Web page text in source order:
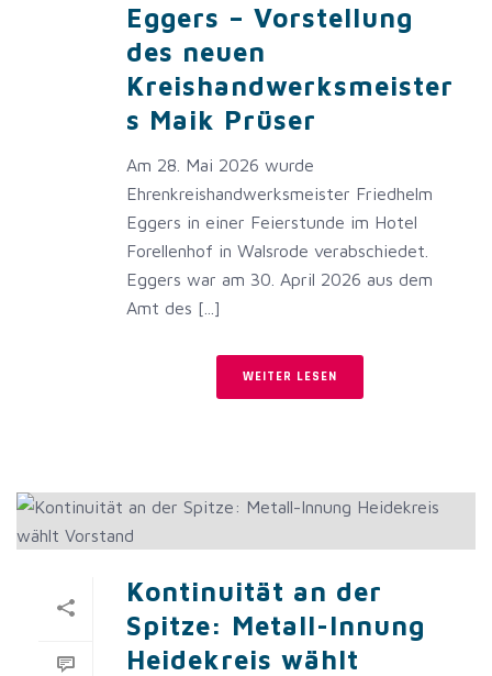
Eggers – Vorstellung
des neuen
Kreishandwerksmeister
s Maik Prüser
Am 28. Mai 2026 wurde
Ehrenkreishandwerksmeister Friedhelm
Eggers in einer Feierstunde im Hotel
Forellenhof in Walsrode verabschiedet.
Eggers war am 30. April 2026 aus dem
Amt des [...]
WEITER LESEN
Kontinuität an der
Spitze: Metall-Innung
Heidekreis wählt